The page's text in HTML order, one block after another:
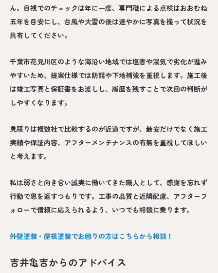
ん。目視でのチェックは年に一度、専門職による点検はおおむね
五年を目安にし、台風や大雪の後は速やかに写真を撮って状況を
共有してください。
千葉市花見川区のような海沿い地域では塩害や湿気で劣化が進み
やすいため、提案仕様では防錆や下地補強を重視します。施工後
は竣工写真と保証書をお渡しし、履歴を残すことで次回の判断が
しやすくなります。
見積りは複数社で比較するのが近道ですが、最安だけでなく施工
実績や保証内容、アフターメンテナンスの有無を重視してほしい
と考えます。
私は弱さと向き合い誠実に働いてきた職人として、感謝を忘れず
行動で恩を返すつもりです。工事の品質と近隣配慮、アフターフ
ォローで信頼に応えられるよう、いつでも相談に乗ります。
外壁塗装・屋根塗装でお困りの方はこちらから相談！
吉井亀吉からのアドバイス